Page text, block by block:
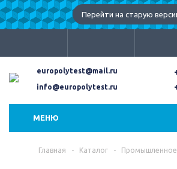
Перейти на старую
europolytest@mail.ru
info@europolytest.ru
МЕНЮ
Главная - Каталог -